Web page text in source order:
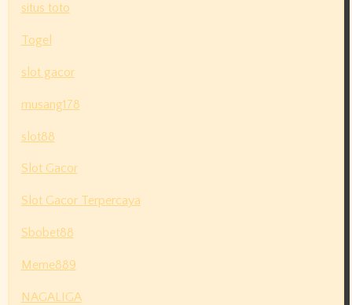
situs toto
Togel
slot gacor
musang178
slot88
Slot Gacor
Slot Gacor Terpercaya
Sbobet88
Meme889
NAGALIGA